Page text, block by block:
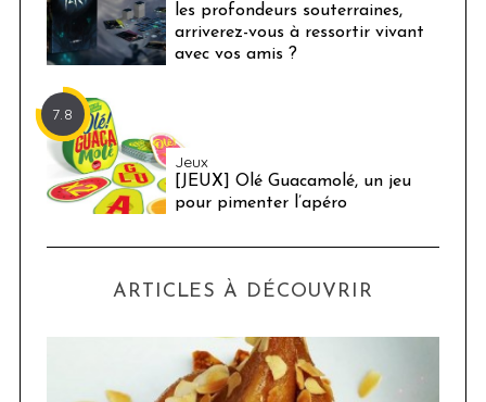
les profondeurs souterraines,
arriverez-vous à ressortir vivant
avec vos amis ?
7.8
Jeux
[JEUX] Olé Guacamolé, un jeu
pour pimenter l’apéro
ARTICLES À DÉCOUVRIR